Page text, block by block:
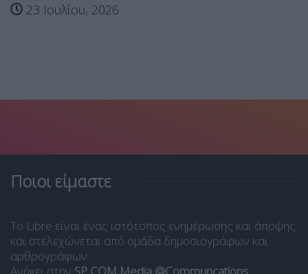
23 Ιουλίου, 2026
Ποιοι είμαστε
Το Libre είναι ένας ιστότοπος ενημέρωσης και άποψης
και στελεχώνεται από ομάδα δημοσιογράφων και
αρθρογράφων.
Ανήκει στην SP COM Media @Communcations.